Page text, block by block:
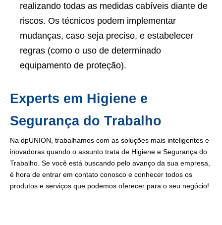
realizando todas as medidas cabíveis diante de
riscos. Os técnicos podem implementar
mudanças, caso seja preciso, e estabelecer
regras (como o uso de determinado
equipamento de proteção).
Experts em Higiene e
Segurança do Trabalho
Na dpUNION, trabalhamos com as soluções mais inteligentes e
inovadoras quando o assunto trata de Higiene e Segurança do
Trabalho. Se você está buscando pelo avanço da sua empresa,
é hora de entrar em contato conosco e conhecer todos os
produtos e serviços que podemos oferecer para o seu negócio!